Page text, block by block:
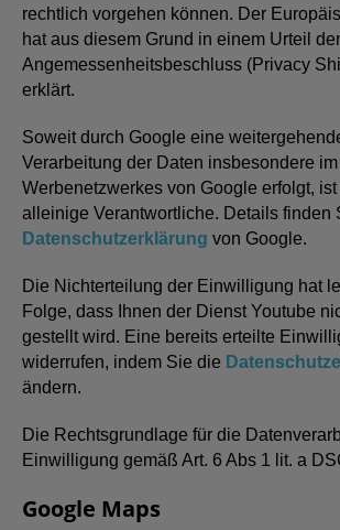
rechtlich vorgehen können. Der
hat aus diesem Grund in einem Urteil
Angemessenheitsbeschluss (Privacy
erklärt.
Soweit durch Google eine
Verarbeitung der Daten insbesondere
Werbenetzwerkes von Google erfolgt,
alleinige Verantwortliche. Details finden
Datenschutzerklärung von Google.
Die Nichterteilung der Einwilligung hat
Folge, dass Ihnen der Dienst Youtube
gestellt wird. Eine bereits erteilte
widerrufen, indem Sie die
ändern.
Die Rechtsgrundlage für die
Einwilligung gemäß Art. 6 Abs 1 lit. a
Google Maps